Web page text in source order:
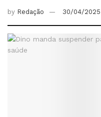
by Redação 30/04/2025